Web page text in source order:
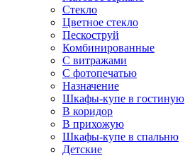
Стекло
Цветное стекло
Пескоструй
Комбинированные
С витражами
С фотопечатью
Назначение
Шкафы-купе в гостиную
В коридор
В прихожую
Шкафы-купе в спальню
Детские